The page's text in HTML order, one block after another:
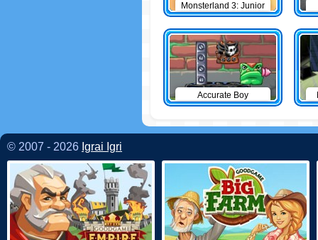
Monsterland 3: Junior
Returns
Accurate Boy
© 2007 - 2026 Igrai Igri